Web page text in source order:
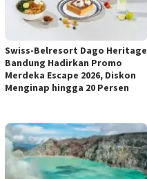
Swiss-Belresort Dago Heritage
Bandung Hadirkan Promo
Merdeka Escape 2026, Diskon
Menginap hingga 20 Persen